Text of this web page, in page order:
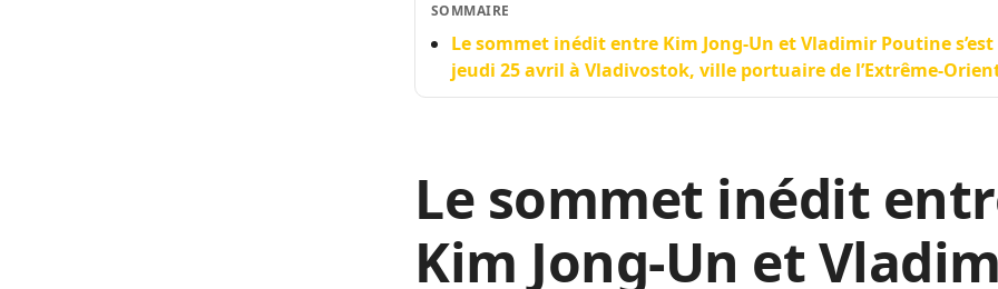
SOMMAIRE
Le sommet inédit entre Kim Jong-Un et Vladimir Poutine s’est
jeudi 25 avril à Vladivostok, ville portuaire de l’Extrême-
Le sommet inédit
Kim Jong-Un et